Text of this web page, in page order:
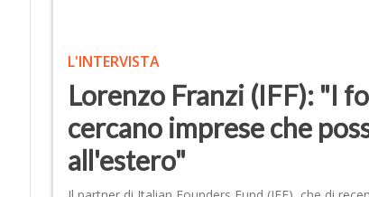
L'INTERVISTA
Lorenzo Franzi (IFF): "I
cercano imprese che
all'estero"